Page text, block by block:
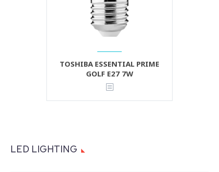
TOSHIBA ESSENTIAL PRIME
GOLF E27 7W
LED LIGHTING